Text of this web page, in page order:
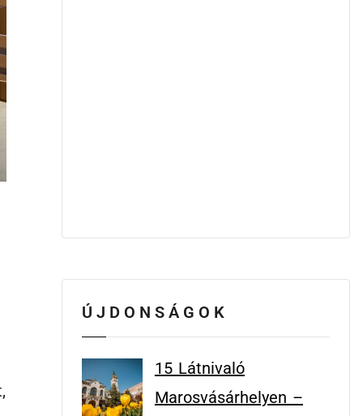
ÚJDONSÁGOK
15 Látnivaló
Marosvásárhelyen –